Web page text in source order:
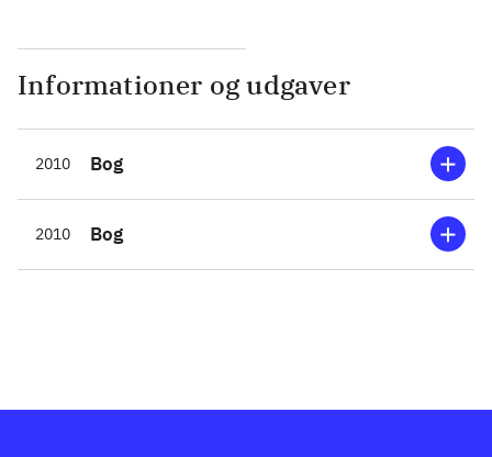
Informationer og udgaver
2010 Bog
2010 Bog